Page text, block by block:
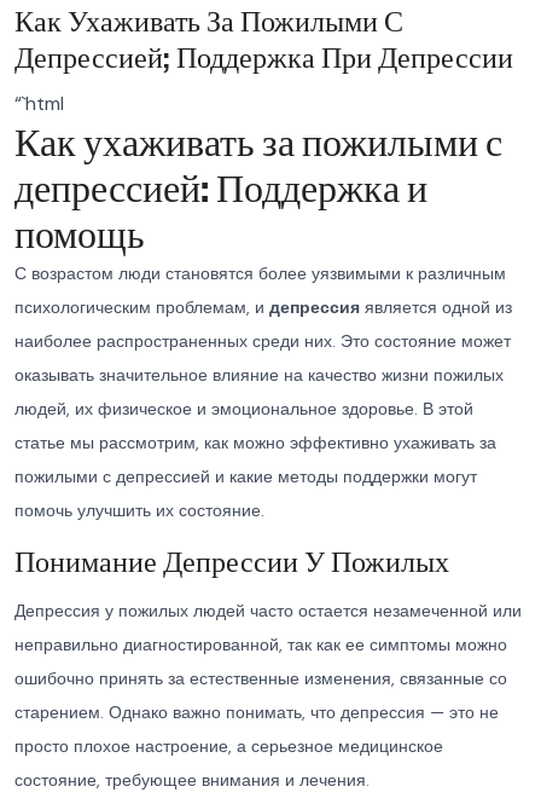
Как Ухаживать За Пожилыми С
Депрессией; Поддержка При Депрессии
“`html
Как ухаживать за пожилыми с
депрессией: Поддержка и
помощь
С возрастом люди становятся более уязвимыми к различным
психологическим проблемам, и депрессия является одной из
наиболее распространенных среди них. Это состояние может
оказывать значительное влияние на качество жизни пожилых
людей, их физическое и эмоциональное здоровье. В этой
статье мы рассмотрим, как можно эффективно ухаживать за
пожилыми с депрессией и какие методы поддержки могут
помочь улучшить их состояние.
Понимание Депрессии У Пожилых
Депрессия у пожилых людей часто остается незамеченной или
неправильно диагностированной, так как ее симптомы можно
ошибочно принять за естественные изменения, связанные со
старением. Однако важно понимать, что депрессия — это не
просто плохое настроение, а серьезное медицинское
состояние, требующее внимания и лечения.